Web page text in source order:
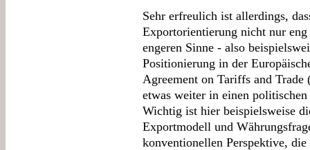
Sehr erfreulich ist allerdings,
Exportorientierung nicht nur
engeren Sinne - also
Positionierung in der
Agreement on Tariffs and
etwas weiter in einen
Wichtig ist hier beispielsweise
Exportmodell und
konventionellen Perspektive,